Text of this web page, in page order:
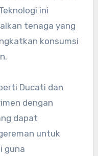
ini
tenaga yang
konsumsi
Ducati dan
dengan
dapat
untuk
guna